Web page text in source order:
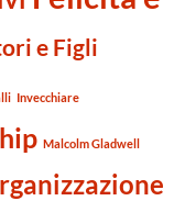
e Figli
Invecchiare
Malcolm Gladwell